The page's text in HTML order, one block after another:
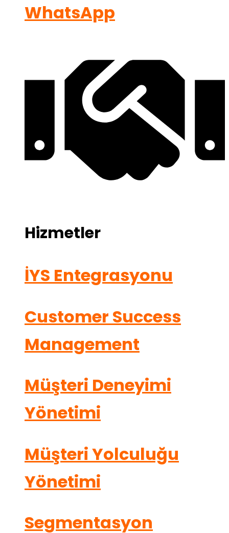
WhatsApp
Hizmetler
İYS Entegrasyonu
Customer Success
Management
Müşteri Deneyimi
Yönetimi
Müşteri Yolculuğu
Yönetimi
Segmentasyon